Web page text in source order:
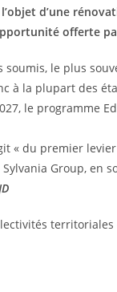
d’une
offerte
le plus
à la plupart des
le programme
« du premier
Group, en